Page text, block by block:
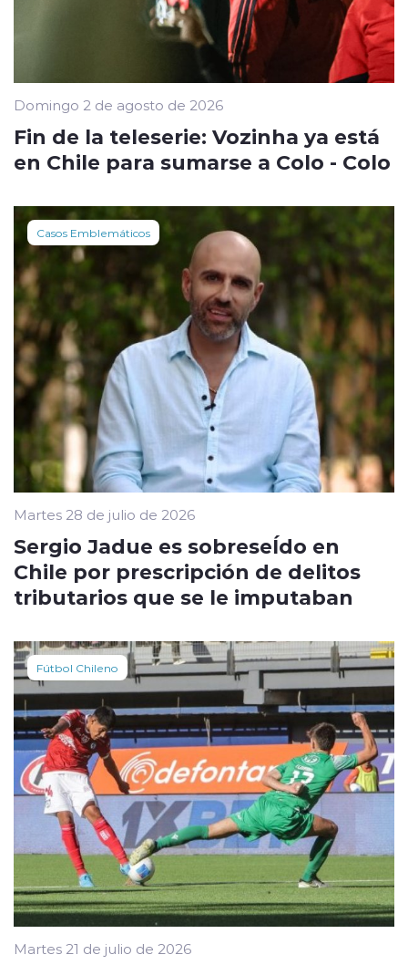
Domingo 2 de agosto de 2026
Fin de la teleserie: Vozinha ya está
en Chile para sumarse a Colo - Colo
Casos Emblemáticos
Martes 28 de julio de 2026
Sergio Jadue es sobreseÍdo en
Chile por prescripción de delitos
tributarios que se le imputaban
Fútbol Chileno
Martes 21 de julio de 2026